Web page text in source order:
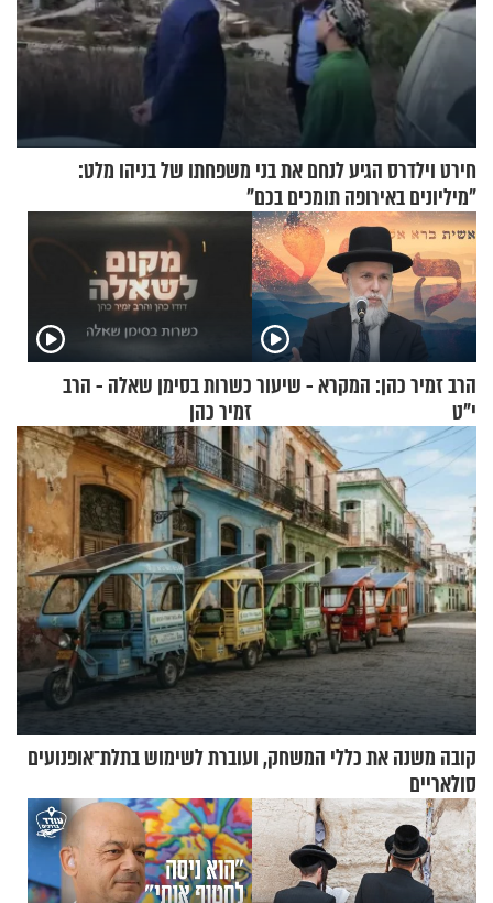
חירט וילדרס הגיע לנחם את בני משפחתו של בניהו מלט:
"מיליונים באירופה תומכים בכם"
הרב זמיר כהן: המקרא - שיעור
י"ט
כשרות בסימן שאלה - הרב
זמיר כהן
קובה משנה את כללי המשחק, ועוברת לשימוש בתלת־אופנועים
סולאריים